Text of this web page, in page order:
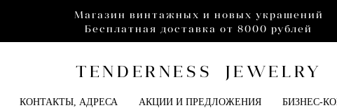
Магазин винтажных и новых украшений
Бесплатная доставка от 8000 рублей
TENDERNESS JEWELRY
КОНТАКТЫ, АДРЕСА АКЦИИ И ПРЕДЛОЖЕНИЯ БИЗНЕС-